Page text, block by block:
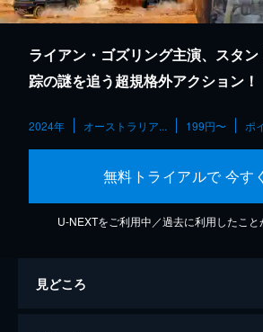
ライアン・ゴズリング主演、スタ
踪の謎を追う超規格外アクション！
2024年 オーストラリア... 199円〜 ポ
無料トライアルで 今す
U-NEXTをご利用中／過去に利用したこと
見どころ